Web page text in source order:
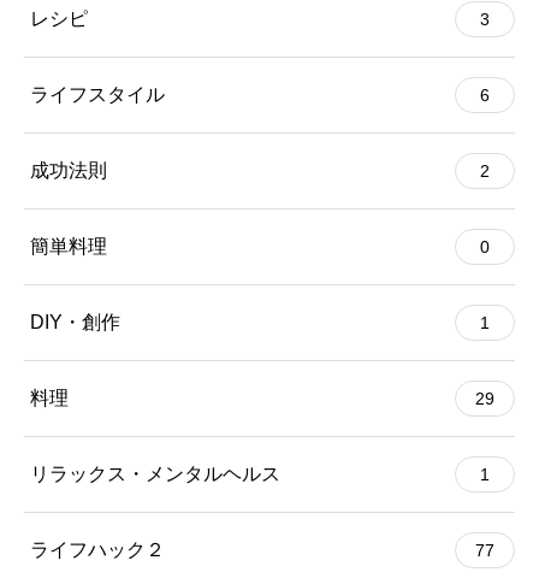
レシピ 3
ライフスタイル 6
成功法則 2
簡単料理 0
DIY・創作 1
料理 29
リラックス・メンタルヘルス 1
ライフハック２ 77